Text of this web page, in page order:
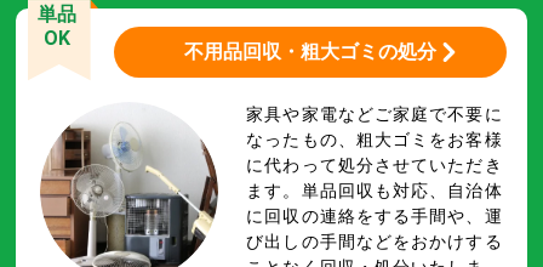
単品
OK
不用品回収・粗大ゴミの処分
家具や家電などご家庭で不要に
なったもの、粗大ゴミをお客様
に代わって処分させていただき
ます。単品回収も対応、自治体
に回収の連絡をする手間や、運
び出しの手間などをおかけする